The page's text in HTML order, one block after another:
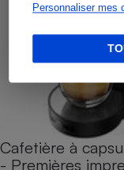
Personnaliser mes
Cafetière à
- Premières